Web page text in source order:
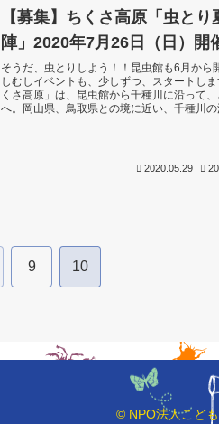
【募集】ちくさ高原「虫とり
陣」2020年7月26日（日）開
そうだ、虫とりしよう！！昆虫館も6月から
しむしイベントも、少しずつ、スタートし
くさ高原」は、昆虫館から千種川に沿って
へ。岡山県、鳥取県との境に近い、千種川
2020.05.29
9 10
© NPO法人こど